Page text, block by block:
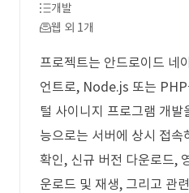
개발
웹 외 1개
프로젝트는 안드로이드 네
언트로, Node.js 또는 PHP
털 사이니지 프로그램 개발
능으로는 서버에 상시 접속
확인, 신규 버전 다운로드,
운로드 및 재생, 그리고 관